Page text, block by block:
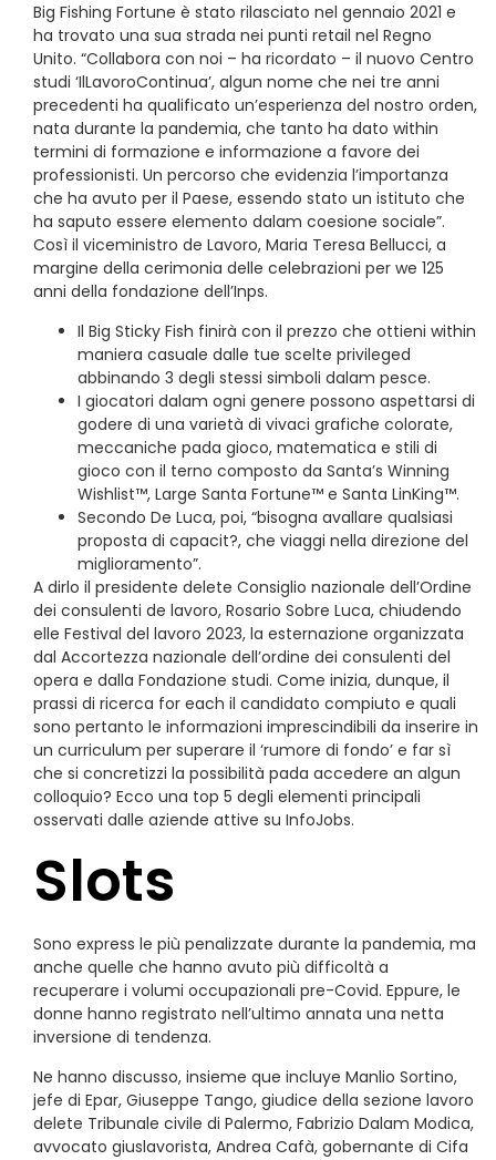
Big Fishing Fortune è stato rilasciato nel gennaio 2021 e
ha trovato una sua strada nei punti retail nel Regno
Unito. “Collabora con noi – ha ricordato – il nuovo Centro
studi ‘IlLavoroContinua’, algun nome che nei tre anni
precedenti ha qualificato un’esperienza del nostro orden,
nata durante la pandemia, che tanto ha dato within
termini di formazione e informazione a favore dei
professionisti. Un percorso che evidenzia l’importanza
che ha avuto per il Paese, essendo stato un istituto che
ha saputo essere elemento dalam coesione sociale”.
Così il viceministro de Lavoro, Maria Teresa Bellucci, a
margine della cerimonia delle celebrazioni per we 125
anni della fondazione dell’Inps.
Il Big Sticky Fish finirà con il prezzo che ottieni within
maniera casuale dalle tue scelte privileged
abbinando 3 degli stessi simboli dalam pesce.
I giocatori dalam ogni genere possono aspettarsi di
godere di una varietà di vivaci grafiche colorate,
meccaniche pada gioco, matematica e stili di
gioco con il terno composto da Santa’s Winning
Wishlist™, Large Santa Fortune™ e Santa LinKing™.
Secondo De Luca, poi, “bisogna avallare qualsiasi
proposta di capacit?, che viaggi nella direzione del
miglioramento”.
A dirlo il presidente delete Consiglio nazionale dell’Ordine
dei consulenti de lavoro, Rosario Sobre Luca, chiudendo
elle Festival del lavoro 2023, la esternazione organizzata
dal Accortezza nazionale dell’ordine dei consulenti del
opera e dalla Fondazione studi. Come inizia, dunque, il
prassi di ricerca for each il candidato compiuto e quali
sono pertanto le informazioni imprescindibili da inserire in
un curriculum per superare il ‘rumore di fondo’ e far sì
che si concretizzi la possibilità pada accedere an algun
colloquio? Ecco una top 5 degli elementi principali
osservati dalle aziende attive su InfoJobs.
Slots
Sono express le più penalizzate durante la pandemia, ma
anche quelle che hanno avuto più difficoltà a
recuperare i volumi occupazionali pre-Covid. Eppure, le
donne hanno registrato nell’ultimo annata una netta
inversione di tendenza.
Ne hanno discusso, insieme que incluye Manlio Sortino,
jefe di Epar, Giuseppe Tango, giudice della sezione lavoro
delete Tribunale civile di Palermo, Fabrizio Dalam Modica,
avvocato giuslavorista, Andrea Cafà, gobernante di Cifa